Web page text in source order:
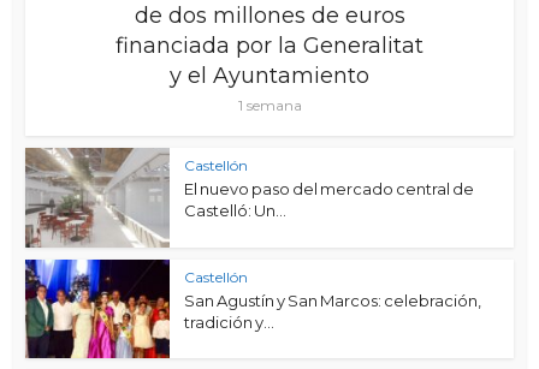
de dos millones de euros
financiada por la Generalitat
y el Ayuntamiento
1 semana
Castellón
El nuevo paso del mercado central de
Castelló: Un...
Castellón
San Agustín y San Marcos: celebración,
tradición y...